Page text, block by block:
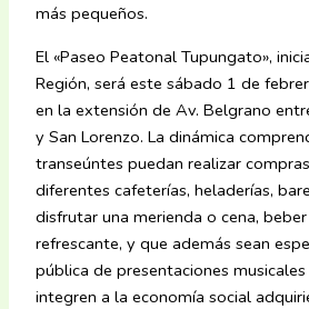
más pequeños.
El «Paseo Peatonal Tupungato»,
Región, será este sábado 1 de
en la extensión de Av. Belgrano
y San Lorenzo. La dinámica
transeúntes puedan realizar
diferentes cafeterías, heladerías,
disfrutar una merienda o cena,
refrescante, y que además sean
pública de presentaciones
integren a la economía social